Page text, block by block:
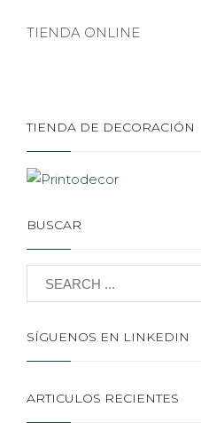
TIENDA ONLINE
TIENDA DE DECORACIÓN
BUSCAR
SÍGUENOS EN LINKEDIN
ARTICULOS RECIENTES